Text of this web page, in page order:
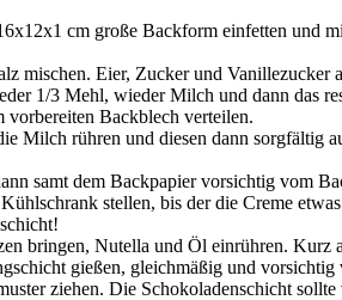
cm große Backform einfetten und
mischen. Eier, Zucker und
1/3 Mehl, wieder Milch und dann das
vorbereiten Backblech verteilen.
Milch rühren und diesen dann sorgfältig
samt dem Backpapier vorsichtig vom
stellen, bis der die Creme
bringen, Nutella und Öl einrühren. Kurz
gießen, gleichmäßig und vorsichtig
ziehen. Die Schokoladenschicht